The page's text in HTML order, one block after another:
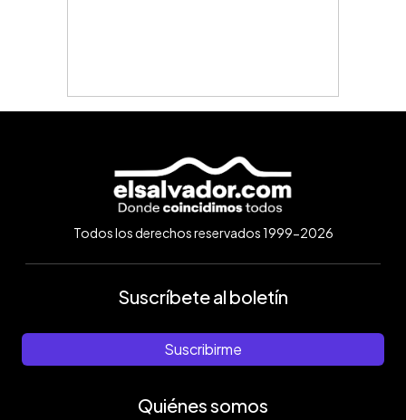
Todos los derechos reservados 1999-2026
Suscríbete al boletín
Suscribirme
Quiénes somos